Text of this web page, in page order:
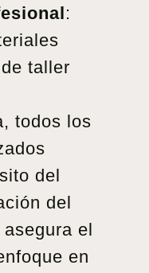
:
taller
todos los
del
del
el
en